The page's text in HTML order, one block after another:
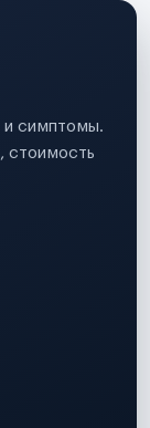
и симптомы.
стоимость